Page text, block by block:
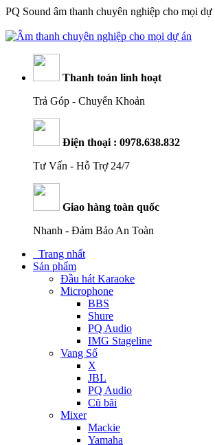
PQ Sound âm thanh chuyên nghiệp cho mọi dự
Thanh toán linh hoạt
Trả Góp - Chuyển Khoản
Điện thoại : 0978.638.832
Tư Vấn - Hỗ Trợ 24/7
Giao hàng toàn quốc
Nhanh - Đảm Bảo An Toàn
Trang nhất
Sản phẩm
Đầu hát Karaoke
Microphone
BBS
Shure
PQ Audio
IMG Stageline
Vang Số
X
JBL
PQ Audio
Cũ bãi
Mixer
Mackie
Yamaha